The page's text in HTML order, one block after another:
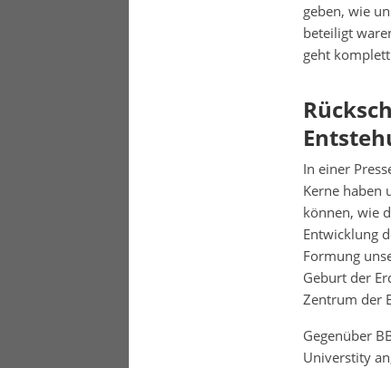
geben, wie
beteiligt
geht
In einer
Kerne haben
können, wie
Entwicklung
Formung
Geburt der
Zentrum der
Gegenüber
Universtity